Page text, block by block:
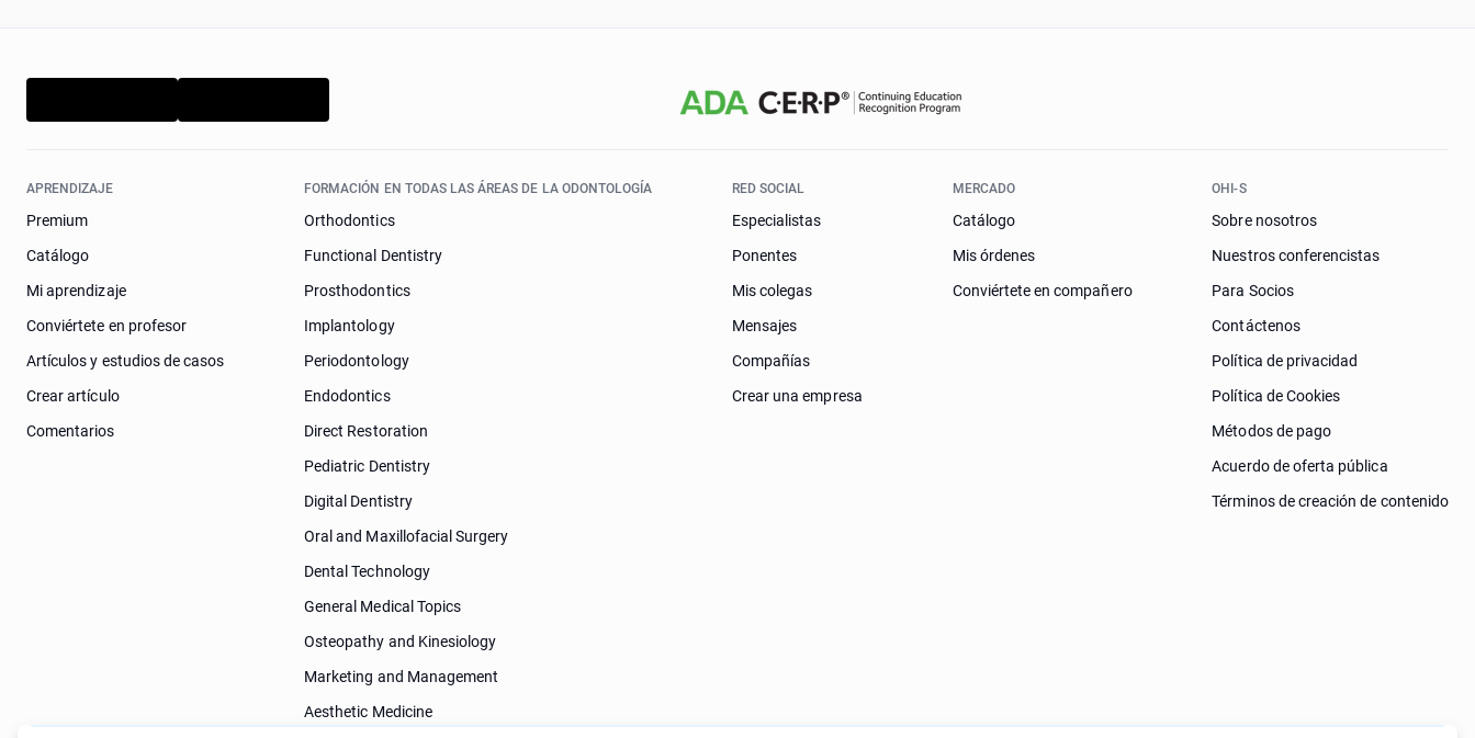
APRENDIZAJE
Premium
Catálogo
Mi aprendizaje
Conviértete en profesor
Artículos y estudios de casos
Crear artículo
Comentarios
FORMACIÓN EN TODAS LAS ÁREAS DE LA ODONTOLOGÍA
Orthodontics
Functional Dentistry
Prosthodontics
Implantology
Periodontology
Endodontics
Direct Restoration
Pediatric Dentistry
Digital Dentistry
Oral and Maxillofacial Surgery
Dental Technology
General Medical Topics
Osteopathy and Kinesiology
Marketing and Management
Aesthetic Medicine
RED SOCIAL
Especialistas
Ponentes
Mis colegas
Mensajes
Compañías
Crear una empresa
MERCADO
Catálogo
Mis órdenes
Conviértete en compañero
OHI-S
Sobre nosotros
Nuestros conferencistas
Para Socios
Contáctenos
Política de privacidad
Política de Cookies
Métodos de pago
Acuerdo de oferta pública
Términos de creación de contenido